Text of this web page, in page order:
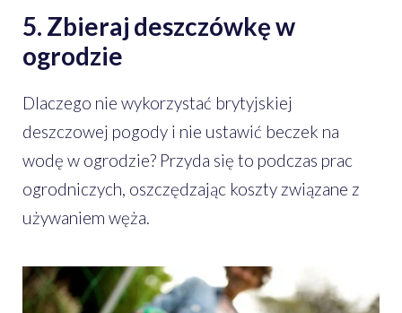
5. Zbieraj deszczówkę w
ogrodzie
Dlaczego nie wykorzystać brytyjskiej
deszczowej pogody i nie ustawić beczek na
wodę w ogrodzie? Przyda się to podczas prac
ogrodniczych, oszczędzając koszty związane z
używaniem węża.